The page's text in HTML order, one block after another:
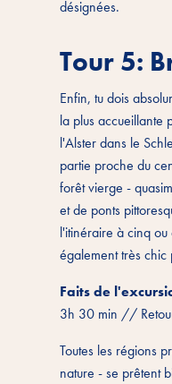
désignées.
Tour 5:
Enfin, tu dois
la plus accueillante
l'Alster dans le
partie proche du
forêt vierge -
et de ponts
l'itinéraire à cinq
également très
Faits de
3h 30 min //
Toutes les régions
nature - se prêtent